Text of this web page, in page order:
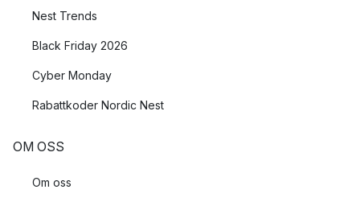
Nest Trends
Black Friday 2026
Cyber Monday
Rabattkoder Nordic Nest
OM OSS
Om oss